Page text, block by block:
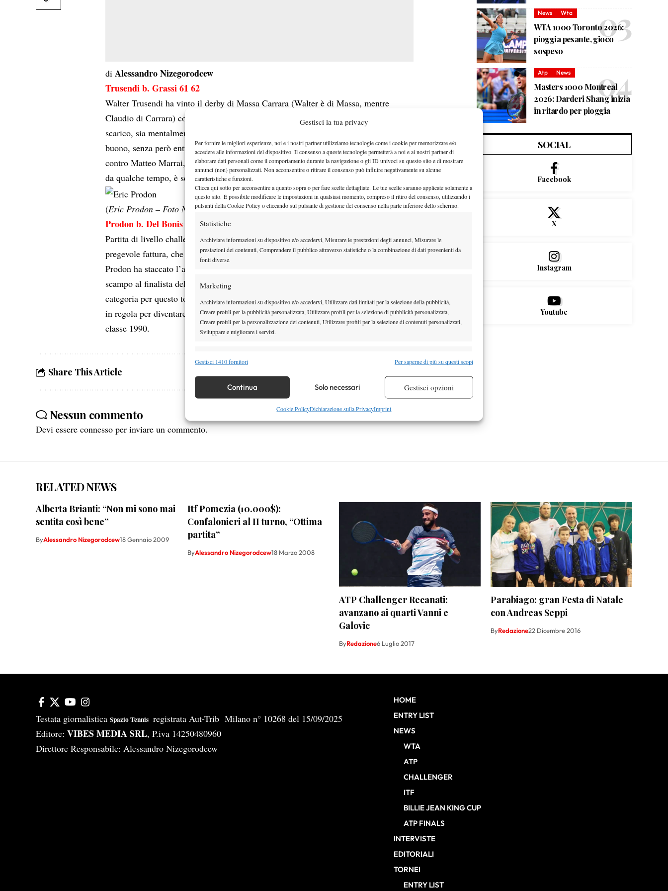
Gestisci la tua privacy
Per fornire le migliori esperienze, noi e i nostri partner utilizziamo tecnologie come i cookie per memorizzare e/o
accedere alle informazioni del dispositivo. Il consenso a queste tecnologie permetterà a noi e ai nostri partner di
elaborare dati personali come il comportamento durante la navigazione o gli ID univoci su questo sito e di mostrare
annunci (non) personalizzati. Non acconsentire o ritirare il consenso può influire negativamente su alcune
caratteristiche e funzioni.
Clicca qui sotto per acconsentire a quanto sopra o per fare scelte dettagliate. Le tue scelte saranno applicate solamente a
questo sito. È possibile modificare le impostazioni in qualsiasi momento, compreso il ritiro del consenso, utilizzando i
pulsanti della Cookie Policy o cliccando sul pulsante di gestione del consenso nella parte inferiore dello schermo.
Statistiche
Archiviare informazioni su dispositivo e/o accedervi, Misurare le prestazioni degli annunci, Misurare le
prestazioni dei contenuti, Comprendere il pubblico attraverso statistiche o la combinazione di dati provenienti da
fonti diverse.
Marketing
Archiviare informazioni su dispositivo e/o accedervi, Utilizzare dati limitati per la selezione della pubblicità,
Creare profili per la pubblicità personalizzata, Utilizzare profili per la selezione di pubblicità personalizzata,
Creare profili per la personalizzazione dei contenuti, Utilizzare profili per la selezione di contenuti personalizzati,
Sviluppare e migliorare i servizi.
Funzionalità
Identificare i dispositivi in base alle informazioni trasmesse automaticamente.
Garantire la sicurezza, prevenire e rilevare frodi, correggere errori,
Erogare e presentare pubblicità e contenuto, Salvare e comunicare le
scelte sulla privacy.
Sempre attivo
Gestisci 1410 fornitori Per saperne di più su questi scopi
Continua Solo necessari Gestisci opzioni
Cookie PolicyDichiarazione sulla PrivacyImprint
di Alessandro Nizegorodcew
Trusendi b. Grassi 61 62
Walter Trusendi ha vinto il derby di Massa Carrara (Walter è di Massa, mentre
Claudio di Carrara) con un punteggio piuttosto netto. Grassi è apparso piuttosto
scarico, sia mentalmente che fisicamente. Trusendi ha giocato un match piuttosto
buono, senza però entusiasmare. Al prossimo turno per Walter un’altra sorta di derby
contro Matteo Marrai, insieme al quale si è allenato per molti mesi. Walter Trusendi,
da qualche tempo, è seguito come coach da Leonardo Azzaro.
(Eric Prodon – Foto Nizegorodcew)
Prodon b. Del Bonis 64 63
Partita di livello challenger. I due giocatori hanno dato vita ad un incontro di
pregevole fattura, che ha visto uscire vincitore il francese, certamente più esperto.
Prodon ha staccato l’argentino nei due momenti salienti dei set, senza lasciare
scampo al finalista del torneo del Real di settimana scorsa. Prodon è di un’altra
categoria per questo torneo, ma anche Del Bonis ha dimostrato di avere tutte le carte
in regola per diventare un giocatore interessante. Federico Del Bonis è infatti un
classe 1990.
Share This Article
Nessun commento
Devi essere connesso per inviare un commento.
News Wta
WTA 1000 Toronto 2026:
pioggia pesante, gioco
sospeso
Atp News
Masters 1000 Montreal
2026: Darderi Shang inizia
in ritardo per pioggia
SOCIAL
Facebook
X
Instagram
Youtube
RELATED NEWS
Alberta Brianti: “Non mi sono mai
sentita così bene”
ByAlessandro Nizegorodcew18 Gennaio 2009
Itf Pomezia (10.000$):
Confalonieri al II turno, “Ottima
partita”
ByAlessandro Nizegorodcew18 Marzo 2008
ATP Challenger Recanati:
avanzano ai quarti Vanni e
Galovic
ByRedazione6 Luglio 2017
Parabiago: gran Festa di Natale
con Andreas Seppi
ByRedazione22 Dicembre 2016
Testata giornalistica Spazio Tennis registrata Aut-Trib Milano n° 10268 del 15/09/2025
Editore: VIBES MEDIA SRL, P.iva 14250480960
Direttore Responsabile: Alessandro Nizegorodcew
HOME
ENTRY LIST
NEWS
WTA
ATP
CHALLENGER
ITF
BILLIE JEAN KING CUP
ATP FINALS
INTERVISTE
EDITORIALI
TORNEI
ENTRY LIST